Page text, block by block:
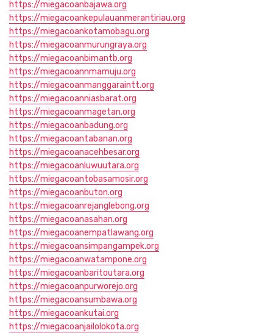
https://miegacoanbajawa.org
https://miegacoankepulauanmerantiriau.org
https://miegacoankotamobagu.org
https://miegacoanmurungraya.org
https://miegacoanbimantb.org
https://miegacoannmamuju.org
https://miegacoanmanggaraintt.org
https://miegacoanniasbarat.org
https://miegacoanmagetan.org
https://miegacoanbadung.org
https://miegacoantabanan.org
https://miegacoanacehbesar.org
https://miegacoanluwuutara.org
https://miegacoantobasamosir.org
https://miegacoanbuton.org
https://miegacoanrejanglebong.org
https://miegacoanasahan.org
https://miegacoanempatlawang.org
https://miegacoansimpangampek.org
https://miegacoanwatampone.org
https://miegacoanbaritoutara.org
https://miegacoanpurworejo.org
https://miegacoansumbawa.org
https://miegacoankutai.org
https://miegacoanjailolokota.org